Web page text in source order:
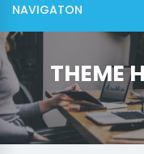
NAVIGATON
THEME